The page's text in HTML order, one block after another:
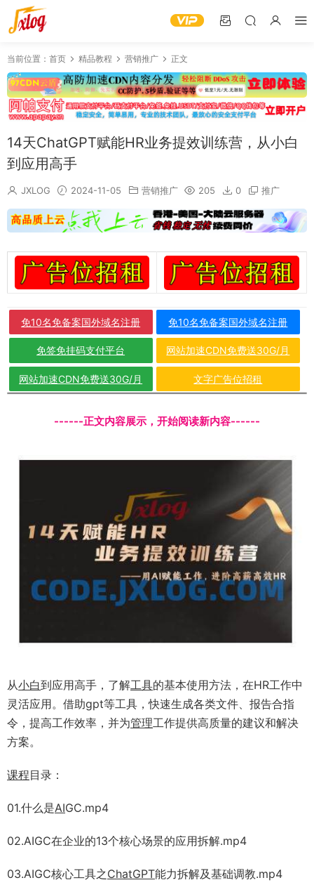
当前位置： 首页 精品教程 营销推广 正文
14天ChatGPT赋能HR业务提效训练营，从小白
到应用高手
JXLOG 2024-11-05 营销推广 205 0 推广
免10名免备案国外域名注册 免10名免备案国外域名注册
免签免挂码支付平台 网站加速CDN免费送30G/月
网站加速CDN免费送30G/月 文字广告位招租
------正文内容展示，开始阅读新内容------
从小白到应用高手，了解工具的基本使用方法，在HR工作中
灵活应用。借助gpt等工具，快速生成各类文件、报告合指
令，提高工作效率，并为管理工作提供高质量的建议和解决
方案。
课程目录：
01.什么是AIGC.mp4
02.AIGC在企业的13个核心场景的应用拆解.mp4
03.AIGC核心工具之ChatGPT能力拆解及基础调教.mp4